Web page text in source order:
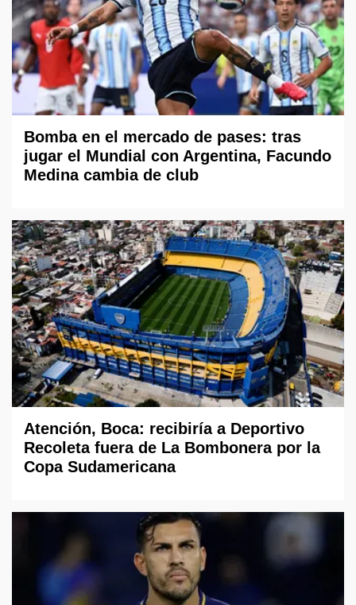
Bomba en el mercado de pases: tras
jugar el Mundial con Argentina, Facundo
Medina cambia de club
Atención, Boca: recibiría a Deportivo
Recoleta fuera de La Bombonera por la
Copa Sudamericana